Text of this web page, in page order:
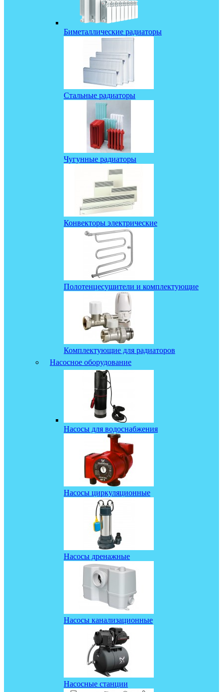
Биметаллические радиаторы
Стальные радиаторы
Чугунные радиаторы
Конвекторы электрические
Полотенцесушители и комплектующие
Комплектующие для радиаторов
Насосное оборудование
Насосы для водоснабжения
Насосы циркуляционные
Насосы дренажные
Насосы канализационные
Насосные станции